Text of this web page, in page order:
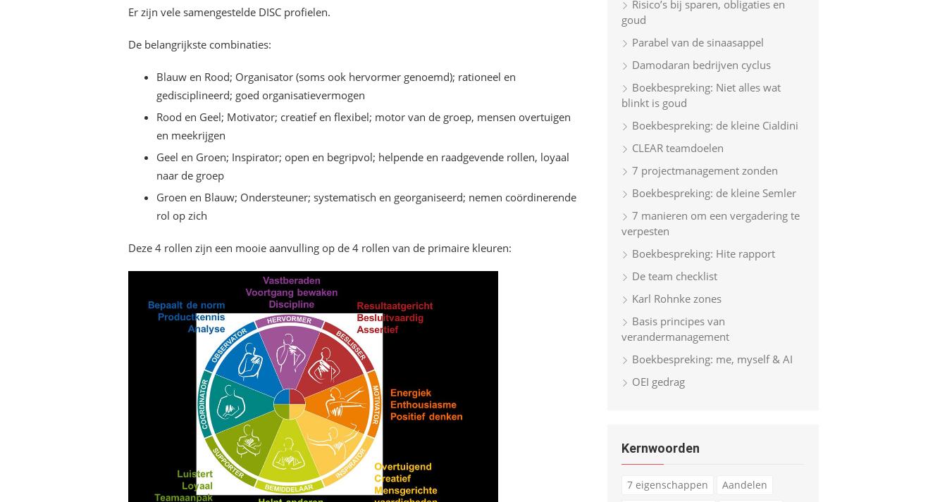
Er zijn vele samengestelde DISC profielen.
De belangrijkste combinaties:
Blauw en Rood; Organisator (soms ook hervormer genoemd); rationeel en
gedisciplineerd; goed organisatievermogen
Rood en Geel; Motivator; creatief en flexibel; motor van de groep, mensen overtuigen
en meekrijgen
Geel en Groen; Inspirator; open en begripvol; helpende en raadgevende rollen, loyaal
naar de groep
Groen en Blauw; Ondersteuner; systematisch en georganiseerd; nemen coördinerende
rol op zich
Deze 4 rollen zijn een mooie aanvulling op de 4 rollen van de primaire kleuren:
Risico’s bij sparen, obligaties en
goud
Parabel van de sinaasappel
Damodaran bedrijven cyclus
Boekbespreking: Niet alles wat
blinkt is goud
Boekbespreking: de kleine Cialdini
CLEAR teamdoelen
7 projectmanagement zonden
Boekbespreking: de kleine Semler
7 manieren om een vergadering te
verpesten
Boekbespreking: Hite rapport
De team checklist
Karl Rohnke zones
Basis principes van
verandermanagement
Boekbespreking: me, myself & AI
OEI gedrag
Kernwoorden
7 eigenschappen
Aandelen